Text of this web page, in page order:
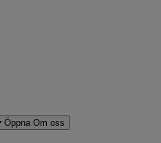
Öppna Om oss